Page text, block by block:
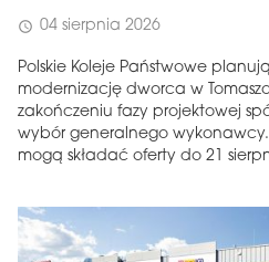
schedule 04 sierpnia 2026
Polskie Koleje Państwowe
modernizację dworca w
zakończeniu fazy projektowej
wybór generalnego
mogą składać oferty do 21